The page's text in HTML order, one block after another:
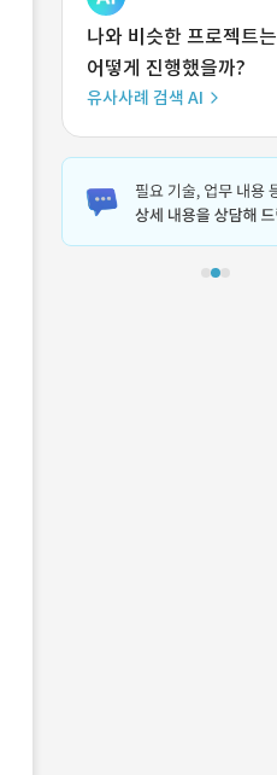
나와 비슷한 프로젝트는
어떻게 진행했을까?
유사사례 검색 AI